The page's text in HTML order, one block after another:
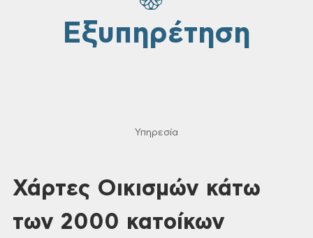
Εξυπηρέτηση
Υπηρεσία
Χάρτες Οικισμών κάτω
των 2000 κατοίκων